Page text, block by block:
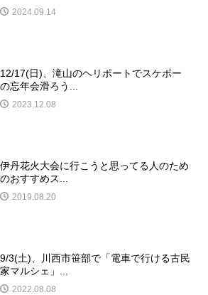
2024.09.14
12/17(日)、滝山のヘリポートでスケボー
の忘年会滑ろう...
2023.12.08
伊丹花火大会に行こうと思ってる人のため
のおすすめス...
2019.08.20
9/3(土)、川西市笹部で「電車で行ける古民
家マルシェ」...
2022.08.08